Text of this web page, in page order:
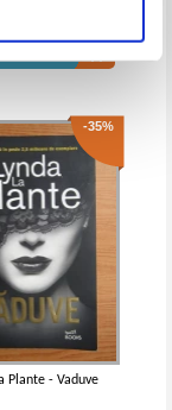
- Casa Buddenbrook
2)
IN STOC
9,10 Lei
în coș
-35%
Plante - Vaduve